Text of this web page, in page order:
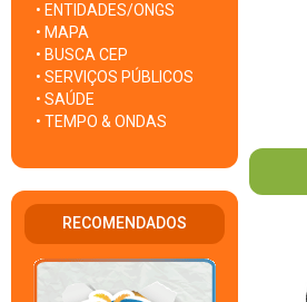
• ENTIDADES/ONGS
• MAPA
• BUSCA CEP
• SERVIÇOS PÚBLICOS
• SAÚDE
• TEMPO & ONDAS
RECOMENDADOS